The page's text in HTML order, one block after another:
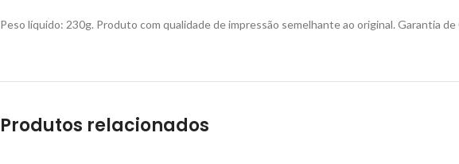
Peso líquido: 230g. Produto com qualidade de impressão semelhante ao original. Garantia
Produtos relacionados